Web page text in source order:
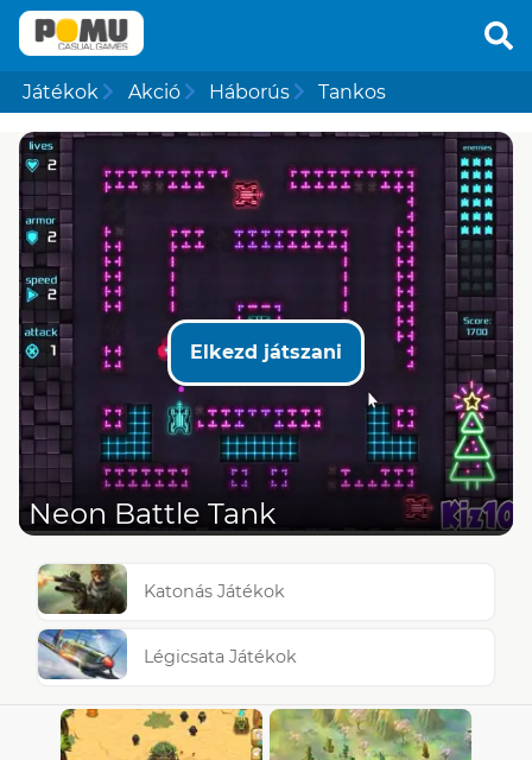
Játékok Akció Háborús Tankos
Elkezd játszani
Neon Battle Tank
Katonás Játékok
Légicsata Játékok